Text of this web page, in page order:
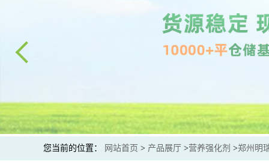
您当前的位置： 网站首页 > 产品展厅 >营养强化剂 >郑州明